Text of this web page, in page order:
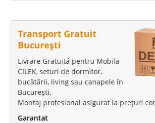
Transport Gratuit
București
Livrare Gratuită pentru Mobila
CILEK, seturi de dormitor,
bucătării, living sau canapele în
București.
Montaj profesional asigurat la prețuri
Garantat